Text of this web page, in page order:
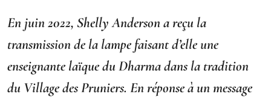
En juin 2022, Shelly Anderson a reçu la
transmission de la lampe faisant d’elle une
enseignante laïque du Dharma dans la tradition
du Village des Pruniers. En réponse à un message